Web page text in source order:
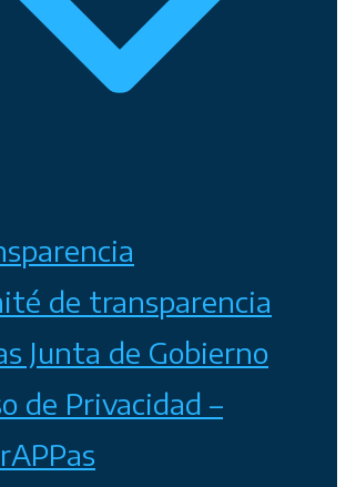
de transparencia
Junta de Gobierno
de Privacidad –